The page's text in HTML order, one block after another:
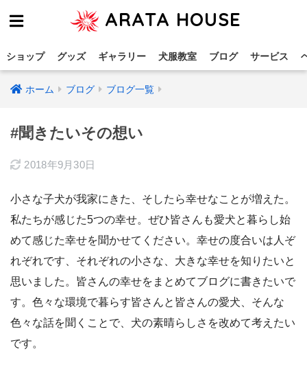
ARATA HOUSE
ショップ グッズ ギャラリー 犬服教室 ブログ サービス
ホーム ブログ ブログ一覧
#聞きたいその想い
2018年9月30日
小さな子犬が我家にきた、そしたら幸せなことが増えた。
私たちが感じた5つの幸せ。ぜひ皆さんも愛犬と暮らし始
めて感じた幸せを聞かせてください。幸せの度合いは人ぞ
れぞれです、それぞれの小さな、大きな幸せを知りたいと
思いました。皆さんの幸せをまとめてブログに書きたいで
す。色々な環境で暮らす皆さんと皆さんの愛犬、そんな
色々な話を聞くことで、犬の素晴らしさを改めて考えたい
です。